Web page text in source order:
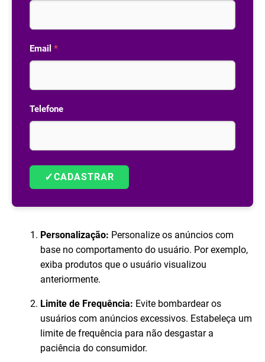
Email *
Telefone
✓CADASTRAR
Personalização: Personalize os anúncios com
base no comportamento do usuário. Por exemplo,
exiba produtos que o usuário visualizou
anteriormente.
Limite de Frequência: Evite bombardear os
usuários com anúncios excessivos. Estabeleça um
limite de frequência para não desgastar a
paciência do consumidor.